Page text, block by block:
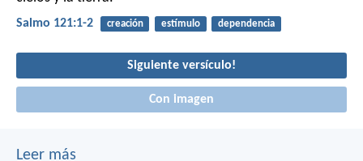
Salmo 121:1-2 creación estímulo dependencia
Siguiente versículo!
Con imagen
Leer más